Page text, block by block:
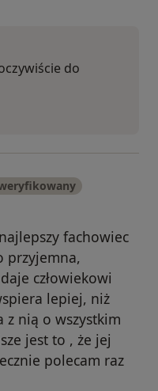
do
fachowiec
przyjemna,
człowiekowi
lepiej, niż
nią o wszystkim
jest to , że jej
polecam raz